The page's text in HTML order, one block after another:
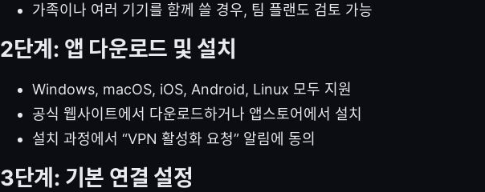
가족이나 여러 기기를 함께 쓸 경우, 팀 플랜도 검토 가능
2단계: 앱 다운로드 및 설치
Windows, macOS, iOS, Android, Linux 모두 지원
공식 웹사이트에서 다운로드하거나 앱스토어에서 설치
설치 과정에서 “VPN 활성화 요청” 알림에 동의
3단계: 기본 연결 설정